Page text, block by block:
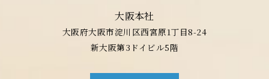
大阪本社
大阪府大阪市淀川区西宮原1丁目8-24
新大阪第3ドイビル5階